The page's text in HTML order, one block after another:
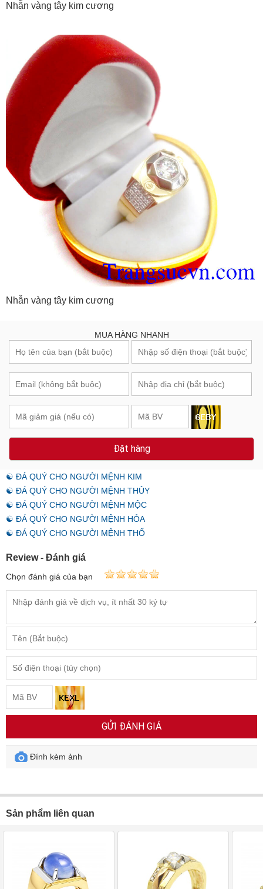
Nhẫn vàng tây kim cương
Nhẫn vàng tây kim cương
MUA HÀNG NHANH
Đặt hàng
☯ ĐÁ QUÝ CHO NGƯỜI MỆNH KIM
☯ ĐÁ QUÝ CHO NGƯỜI MỆNH THỦY
☯ ĐÁ QUÝ CHO NGƯỜI MỆNH MỘC
☯ ĐÁ QUÝ CHO NGƯỜI MỆNH HỎA
☯ ĐÁ QUÝ CHO NGƯỜI MỆNH THỔ
Review - Đánh giá
Chọn đánh giá của bạn
GỬI ĐÁNH GIÁ
Đính kèm ảnh
Sản phẩm liên quan